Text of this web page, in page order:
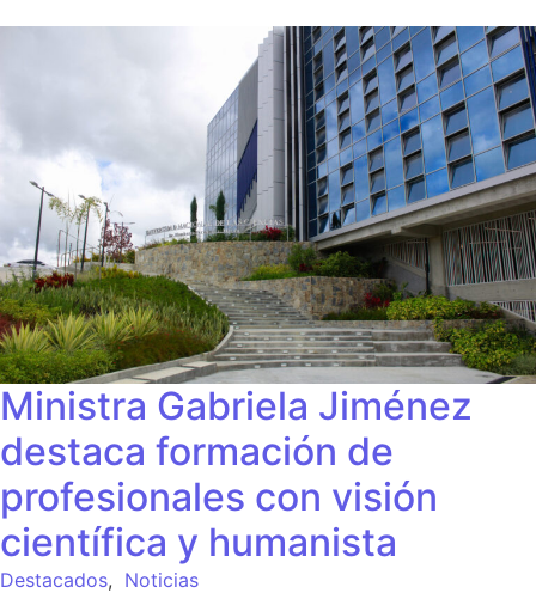
Ministra Gabriela Jiménez
destaca formación de
profesionales con visión
científica y humanista
Destacados, Noticias